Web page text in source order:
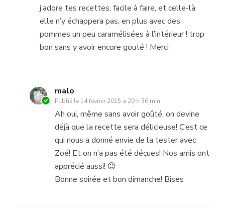
j’adore tes recettes, facile à faire, et celle-là
elle n’y échappera pas, en plus avec des
pommes un peu caramélisées à l’intérieur ! trop
bon sans y avoir encore gouté ! Merci
malo
Publié le 14 février 2015 à 20 h 36 min
Ah oui, même sans avoir goûté, on devine
déjà que la recette sera délicieuse! C’est ce
qui nous a donné envie de la tester avec
Zoé! Et on n’a pas été déçues! Nos amis ont
apprécié aussi! 😉
Bonne soirée et bon dimanche! Bises